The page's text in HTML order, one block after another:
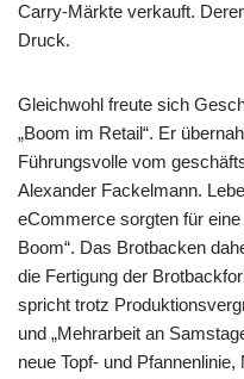
Carry-Märkte verkauft.
Druck.
Gleichwohl freute sich
„Boom im Retail“. Er
Führungsvolle vom
Alexander Fackelmann.
eCommerce sorgten für
Boom“. Das Brotbacken
die Fertigung der
spricht trotz
und „Mehrarbeit an
neue Topf- und